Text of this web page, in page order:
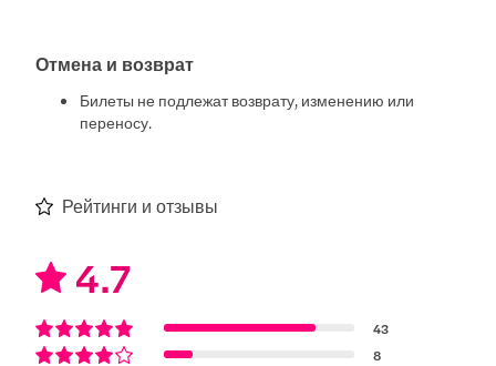
Отмена и возврат
Билеты не подлежат возврату, изменению или
переносу.
Рейтинги и отзывы
4.7
43
8